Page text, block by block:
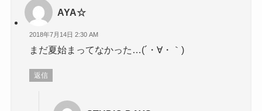
AYA☆
2018年7月14日 2:30 AM
まだ夏始まってなかった…(´・∀・｀)
返信